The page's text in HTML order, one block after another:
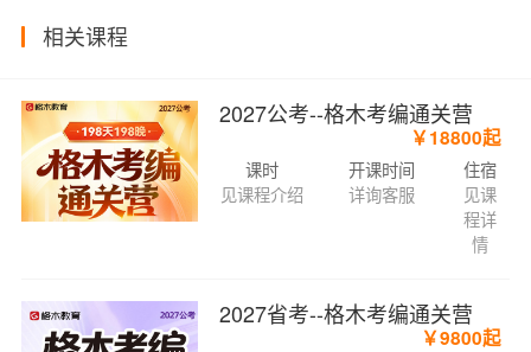
相关课程
2027公考--格木考编通关营
￥18800起
课时
见课程介绍
开课时间
详询客服
住宿
见课
程详
情
2027省考--格木考编通关营
￥9800起